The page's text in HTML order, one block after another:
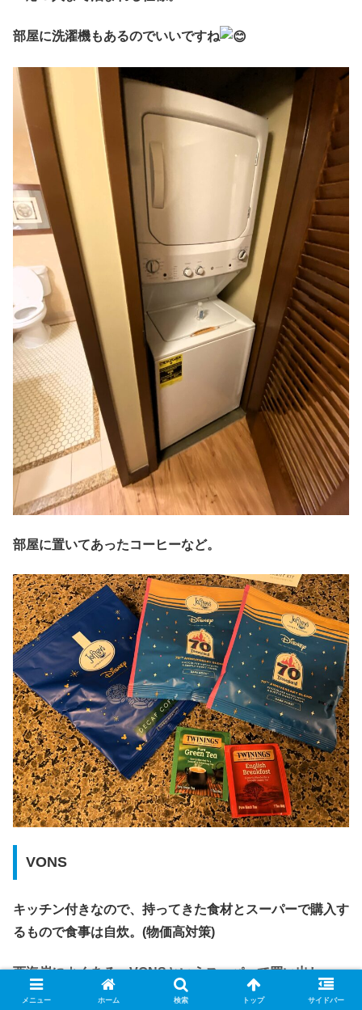
部屋に洗濯機もあるのでいいですね
部屋に置いてあったコーヒーなど。
VONS
キッチン付きなので、持ってきた食材とスーパーで購入す
るもので食事は自炊。(物価高対策)
西海岸によくある、VONSというスーパーで買い出し。
メニュー ホーム 検索 トップ サイドバー